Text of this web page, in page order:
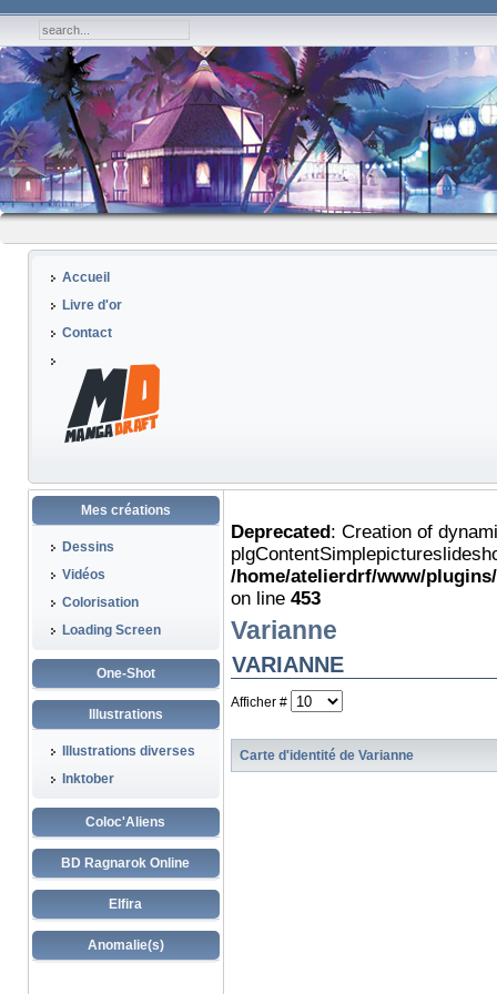
Accueil
Livre d'or
Contact
Mes créations
Dessins
Vidéos
Colorisation
Loading Screen
One-Shot
Illustrations
Illustrations diverses
Inktober
Coloc'Aliens
BD Ragnarok Online
Elfira
Anomalie(s)
Deprecated: Creation of
/home/atelierdrf/www/
on line 453
Varianne
VARIANNE
Afficher #
Carte d'identité de Varianne